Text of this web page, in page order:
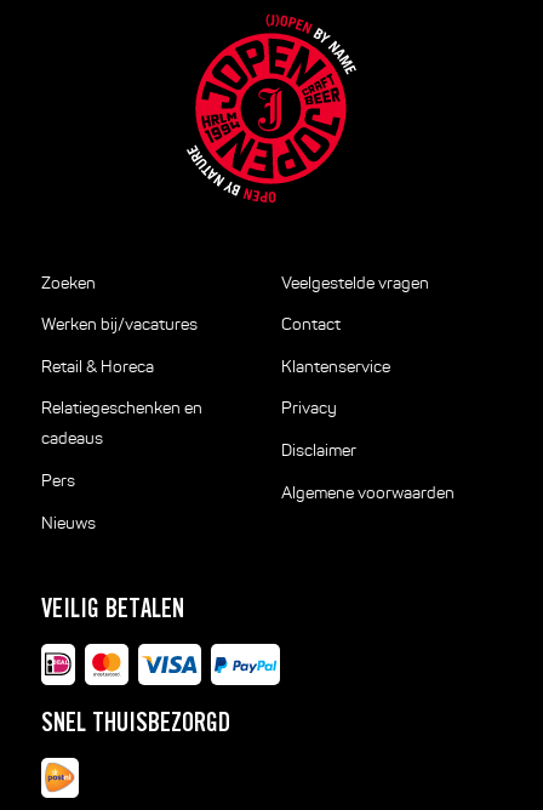
Zoeken
Werken bij/vacatures
Retail & Horeca
Relatiegeschenken en
cadeaus
Pers
Nieuws
Veelgestelde vragen
Contact
Klantenservice
Privacy
Disclaimer
Algemene voorwaarden
VEILIG BETALEN
SNEL THUISBEZORGD